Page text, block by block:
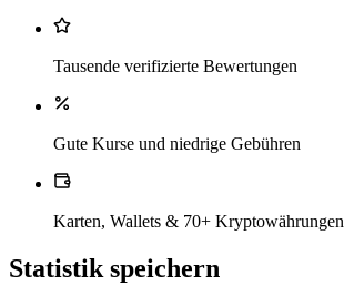
Tausende verifizierte Bewertungen
Gute Kurse und niedrige Gebühren
Karten, Wallets & 70+ Kryptowährungen
Statistik speichern